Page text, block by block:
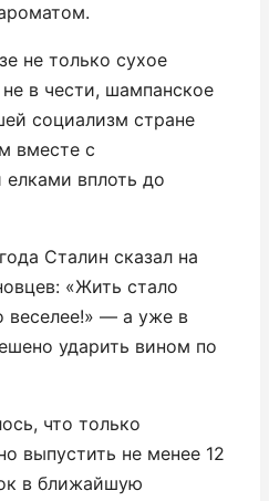
не только сухое
в чести, шампанское
социализм стране
вместе с
вплоть до
Сталин сказал на
«Жить стало
веселее!» — а уже в
ударить вином по
что только
выпустить не менее 12
в ближайшую